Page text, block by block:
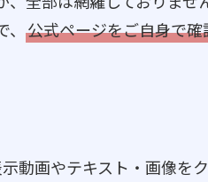
公式ページをご自身で確
動画やテキスト・画像を